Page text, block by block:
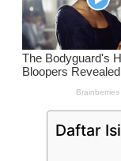
Daftar Isi